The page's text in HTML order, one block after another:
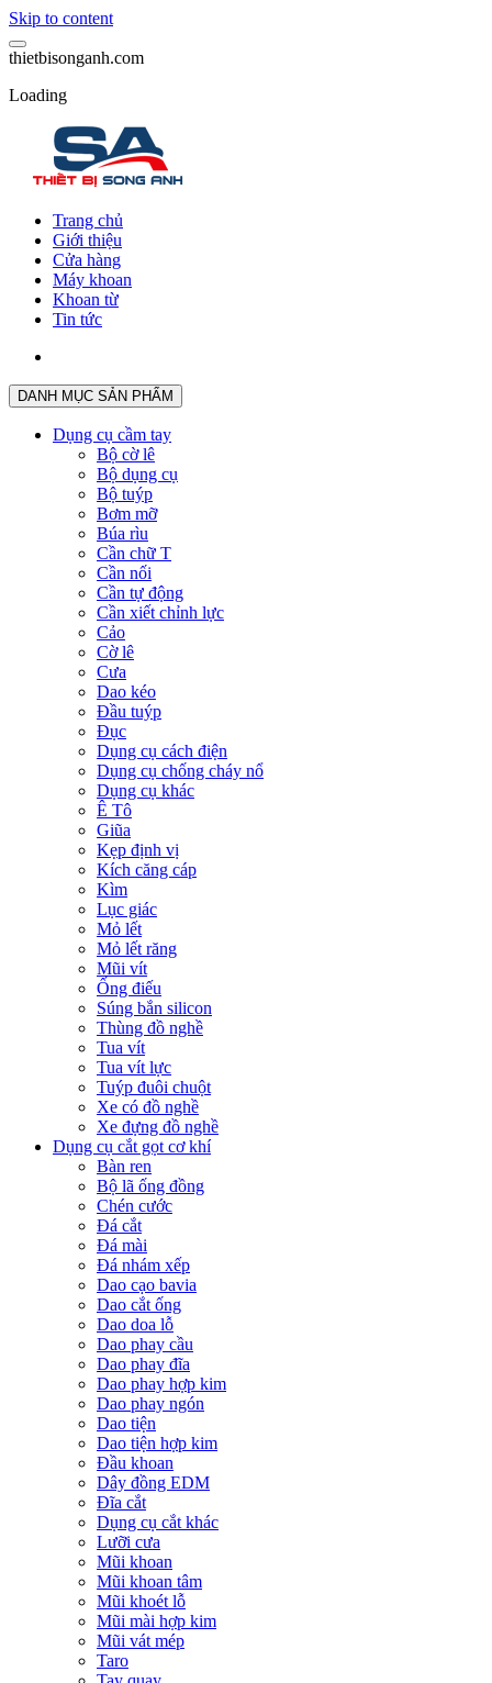
Skip to content
thietbisonganh.com
Loading
Trang chủ
Giới thiệu
Cửa hàng
Máy khoan
Khoan từ
Tin tức
DANH MỤC SẢN PHẨM
Dụng cụ cầm tay
Bộ cờ lê
Bộ dụng cụ
Bộ tuýp
Bơm mỡ
Búa rìu
Cần chữ T
Cần nối
Cần tự động
Cần xiết chỉnh lực
Cảo
Cờ lê
Cưa
Dao kéo
Đầu tuýp
Đục
Dụng cụ cách điện
Dụng cụ chống cháy nổ
Dụng cụ khác
Ê Tô
Giũa
Kẹp định vị
Kích căng cáp
Kìm
Lục giác
Mỏ lết
Mỏ lết răng
Mũi vít
Ống điếu
Súng bắn silicon
Thùng đồ nghề
Tua vít
Tua vít lực
Tuýp đuôi chuột
Xe có đồ nghề
Xe đựng đồ nghề
Dụng cụ cắt gọt cơ khí
Bàn ren
Bộ lã ống đồng
Chén cước
Đá cắt
Đá mài
Đá nhám xếp
Dao cạo bavia
Dao cắt ống
Dao doa lỗ
Dao phay cầu
Dao phay đĩa
Dao phay hợp kim
Dao phay ngón
Dao tiện
Dao tiện hợp kim
Đầu khoan
Dây đồng EDM
Đĩa cắt
Dụng cụ cắt khác
Lưỡi cưa
Mũi khoan
Mũi khoan tâm
Mũi khoét lỗ
Mũi mài hợp kim
Mũi vát mép
Taro